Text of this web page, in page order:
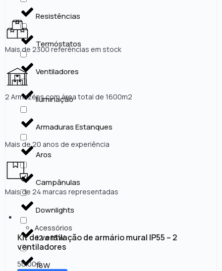
Resistências
Termóstatos
Ventiladores
Iluminação
Armaduras Estanques
Aros
Campânulas
Downlights
12 a 15W
18W
Mais de 2300 referências em stock
2 Armazéns com área total de 1600m2
Mais de 20 anos de experiência
Mais de 24 marcas representadas
Acessórios
Kit de ventilação de armário mural IP55 – 2
ventiladores
50.00€